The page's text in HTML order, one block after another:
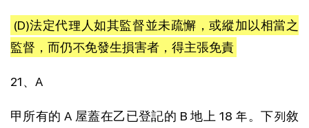
(D)法定代理人如其監督並未疏懈，或縱加以相當之
監督，而仍不免發生損害者，得主張免責
21、A
甲所有的 A 屋蓋在乙已登記的 B 地上 18 年。下列敘